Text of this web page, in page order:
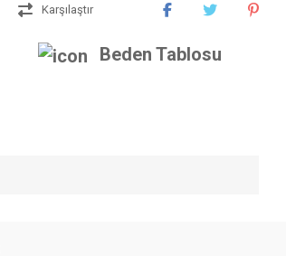
Karşılaştır
Beden Tablosu